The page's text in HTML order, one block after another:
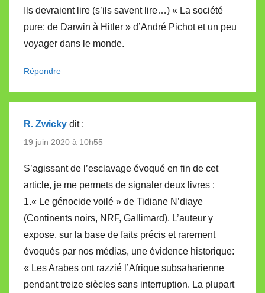
Ils devraient lire (s’ils savent lire…) « La société
pure: de Darwin à Hitler » d’André Pichot et un peu
voyager dans le monde.
Répondre
R. Zwicky dit :
19 juin 2020 à 10h55
S’agissant de l’esclavage évoqué en fin de cet
article, je me permets de signaler deux livres :
1.« Le génocide voilé » de Tidiane N’diaye
(Continents noirs, NRF, Gallimard). L’auteur y
expose, sur la base de faits précis et rarement
évoqués par nos médias, une évidence historique:
« Les Arabes ont razzié l’Afrique subsaharienne
pendant treize siècles sans interruption. La plupart